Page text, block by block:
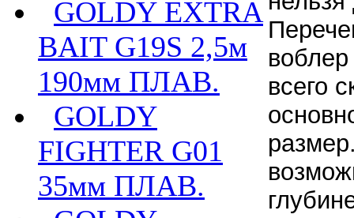
GOLDY EXTRA
BAIT G19S 2,5м
190мм ПЛАВ.
GOLDY
FIGHTER G01
35мм ПЛАВ.
всего